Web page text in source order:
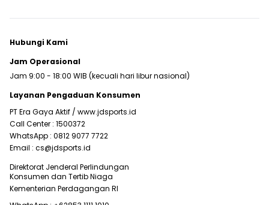
Hubungi Kami
Jam Operasional
Jam 9:00 - 18:00 WIB (kecuali hari libur nasional)
Layanan Pengaduan Konsumen
PT Era Gaya Aktif / www.jdsports.id
Call Center : 1500372
WhatsApp : 0812 9077 7722
Email : cs@jdsports.id
Direktorat Jenderal Perlindungan
Konsumen dan Tertib Niaga
Kementerian Perdagangan RI